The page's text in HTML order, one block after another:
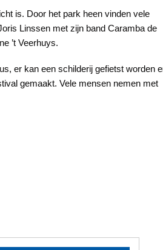
is. Door het park heen vinden vele
Linssen met zijn band Caramba de
’t Veerhuys.
er kan een schilderij gefietst worden
gemaakt. Vele mensen nemen met